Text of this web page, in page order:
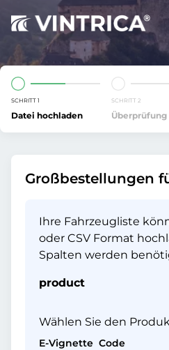
SCHRITT 1
Datei hochladen
SCHRITT 2
Überprüfung
Großbestellungen
Ihre Fahrzeugliste
oder CSV Format
Spalten werden
product
Wählen Sie den
E-Vignette Code